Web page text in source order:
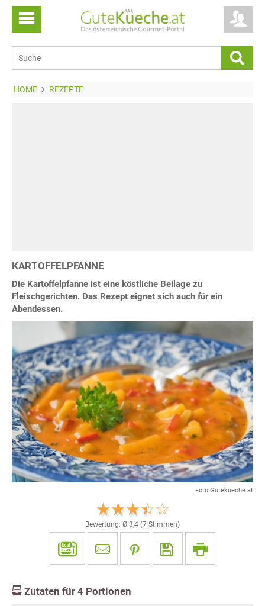
HOME REZEPTE
KARTOFFELPFANNE
Die Kartoffelpfanne ist eine köstliche Beilage zu
Fleischgerichten. Das Rezept eignet sich auch für ein
Abendessen.
Foto Gutekueche.at
Bewertung: Ø 3,4 (7 Stimmen)
Zutaten für 4 Portionen